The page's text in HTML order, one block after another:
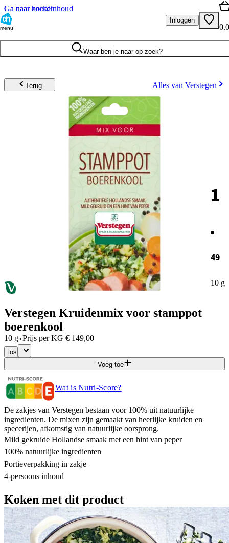
Ga naar hoofdinhoud
Ga naar zoeken
menu
Inloggen
Waar ben je naar op zoek?
Terug Alles van Verstegen
1
.
49
10 g
Verstegen Kruidenmix voor stamppot
boerenkool
10 g·Prijs per KG € 149,00
los
Voeg toe
Wat is Nutri-Score?
De zakjes van Verstegen bestaan voor 100% uit natuurlijke
ingredienten. De mixen zijn gemaakt van heerlijke kruiden en
specerijen, afkomstig van natuurlijke oorsprong.
Mild gekruide Hollandse smaak met een hint van peper
100% natuurlijke ingredienten
Portieverpakking in zakje
4-persoons inhoud
Koken met dit product